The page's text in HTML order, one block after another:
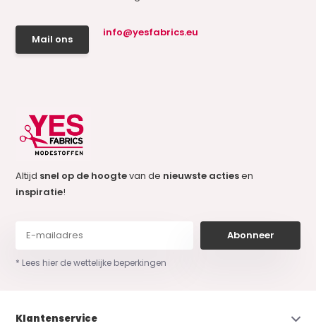
Mail ons
info@yesfabrics.eu
Altijd snel op de hoogtevan de nieuwste actiesen
inspiratie!
Abonneer
* Lees hier de wettelijke beperkingen
Klantenservice